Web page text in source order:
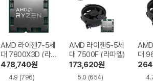
AMD 라이젠7-5세
대 7800X3D (라
파엘)
478,740원
4.9 (796)
AMD 라이젠5-5세
대 7500F (라파엘)
173,620원
5.0 (654)
대
트